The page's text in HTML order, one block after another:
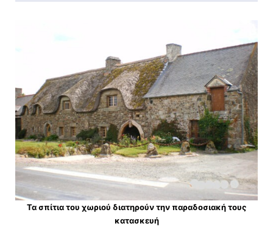
Τα σπίτια του χωριού διατηρούν την παραδοσιακή τους
κατασκευή